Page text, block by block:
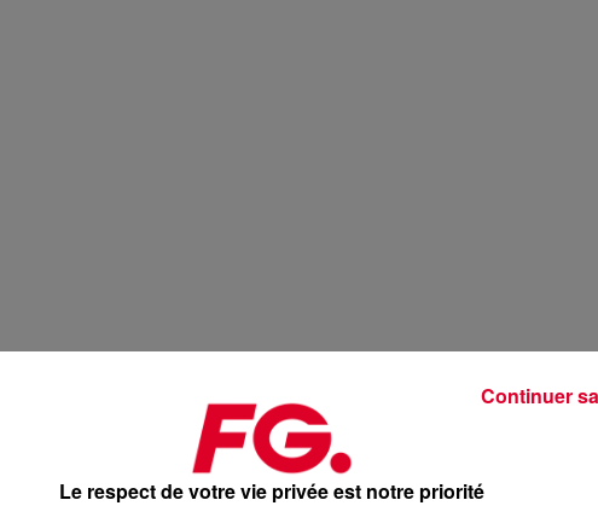
Le respect de votre vie privée est notre priorité
Continuer